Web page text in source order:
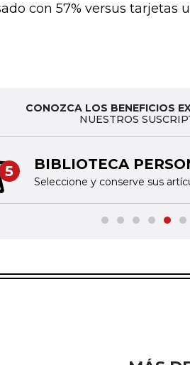
con 57% versus tarjetas
CONOZCA LOS BENEFICIOS
NUESTROS
5 BIBLIOTECA
Seleccione y conserve sus